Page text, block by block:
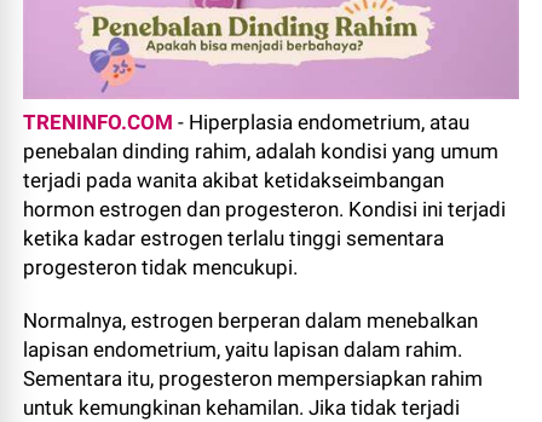
TRENINFO.COM - Hiperplasia endometrium, atau
penebalan dinding rahim, adalah kondisi yang umum
terjadi pada wanita akibat ketidakseimbangan
hormon estrogen dan progesteron. Kondisi ini terjadi
ketika kadar estrogen terlalu tinggi sementara
progesteron tidak mencukupi.
Normalnya, estrogen berperan dalam menebalkan
lapisan endometrium, yaitu lapisan dalam rahim.
Sementara itu, progesteron mempersiapkan rahim
untuk kemungkinan kehamilan. Jika tidak terjadi